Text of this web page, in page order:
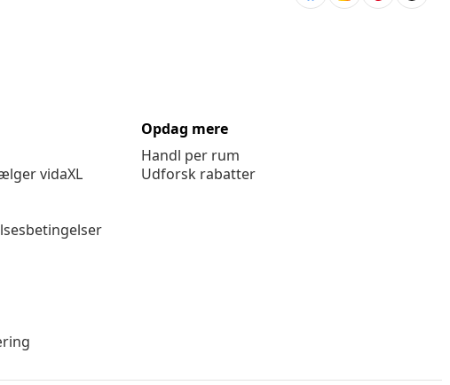
vidaXL
Opdag mere
Handl per rum
Udforsk rabatter